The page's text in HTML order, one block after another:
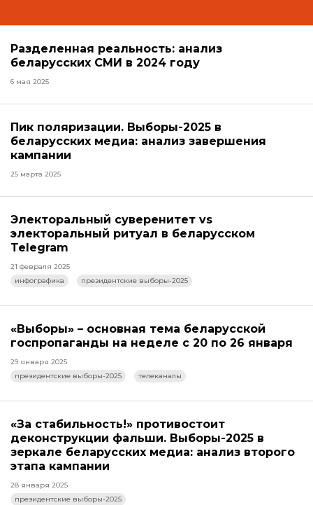
Разделенная реальность: анализ
беларусских СМИ в 2024 году
6 мая 2025
Пик поляризации. Выборы-2025 в
беларусских медиа: анализ завершения
кампании
25 марта 2025
Электоральный суверенитет vs
электоральный ритуал в беларусском
Telegram
21 февраля 2025
инфографика
президентские выборы-2025
«Выборы» – основная тема беларусской
госпропаганды на неделе с 20 по 26 января
29 января 2025
президентские выборы-2025
телеканалы
«За стабильность!» противостоит
деконструкции фальши. Выборы-2025 в
зеркале беларусских медиа: анализ второго
этапа кампании
28 января 2025
президентские выборы-2025